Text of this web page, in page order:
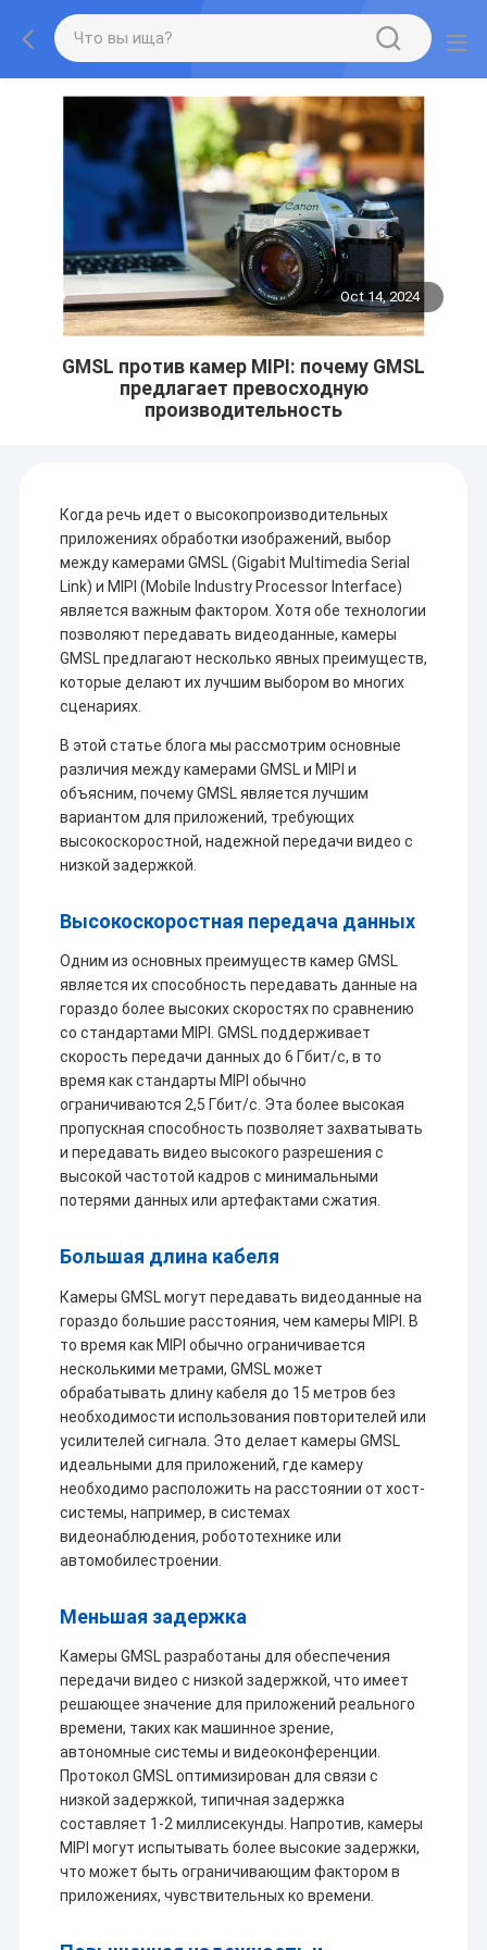
Oct 14, 2024
GMSL против камер MIPI: почему GMSL
предлагает превосходную
производительность
Когда речь идет о высокопроизводительных
приложениях обработки изображений, выбор
между камерами GMSL (Gigabit Multimedia Serial
Link) и MIPI (Mobile Industry Processor Interface)
является важным фактором. Хотя обе технологии
позволяют передавать видеоданные, камеры
GMSL предлагают несколько явных преимуществ,
которые делают их лучшим выбором во многих
сценариях.
В этой статье блога мы рассмотрим основные
различия между камерами GMSL и MIPI и
объясним, почему GMSL является лучшим
вариантом для приложений, требующих
высокоскоростной, надежной передачи видео с
низкой задержкой.
Высокоскоростная передача данных
Одним из основных преимуществ камер GMSL
является их способность передавать данные на
гораздо более высоких скоростях по сравнению
со стандартами MIPI. GMSL поддерживает
скорость передачи данных до 6 Гбит/с, в то
время как стандарты MIPI обычно
ограничиваются 2,5 Гбит/с. Эта более высокая
пропускная способность позволяет захватывать
и передавать видео высокого разрешения с
высокой частотой кадров с минимальными
потерями данных или артефактами сжатия.
Большая длина кабеля
Камеры GMSL могут передавать видеоданные на
гораздо большие расстояния, чем камеры MIPI. В
то время как MIPI обычно ограничивается
несколькими метрами, GMSL может
обрабатывать длину кабеля до 15 метров без
необходимости использования повторителей или
усилителей сигнала. Это делает камеры GMSL
идеальными для приложений, где камеру
необходимо расположить на расстоянии от хост-
системы, например, в системах
видеонаблюдения, робототехнике или
автомобилестроении.
Меньшая задержка
Камеры GMSL разработаны для обеспечения
передачи видео с низкой задержкой, что имеет
решающее значение для приложений реального
времени, таких как машинное зрение,
автономные системы и видеоконференции.
Протокол GMSL оптимизирован для связи с
низкой задержкой, типичная задержка
составляет 1-2 миллисекунды. Напротив, камеры
MIPI могут испытывать более высокие задержки,
что может быть ограничивающим фактором в
приложениях, чувствительных ко времени.